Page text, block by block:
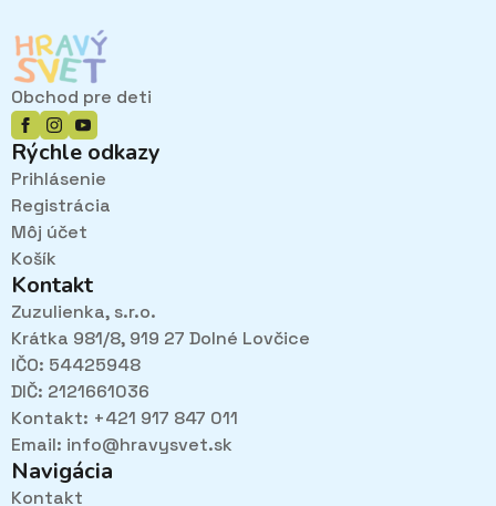
Obchod pre deti
Rýchle odkazy
Prihlásenie
Registrácia
Môj účet
Košík
Kontakt
Zuzulienka, s.r.o.
Krátka 981/8, 919 27 Dolné Lovčice
IČO: 54425948
DIČ: 2121661036
Kontakt: +421 917 847 011
Email: info@hravysvet.sk
Navigácia
Kontakt